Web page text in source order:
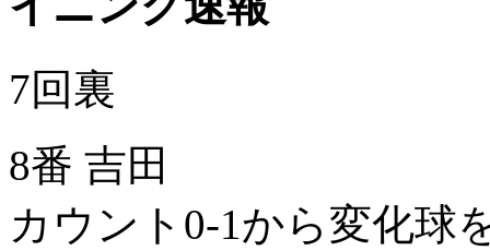
7回裏
8番 吉田
カウント0-1から変化球